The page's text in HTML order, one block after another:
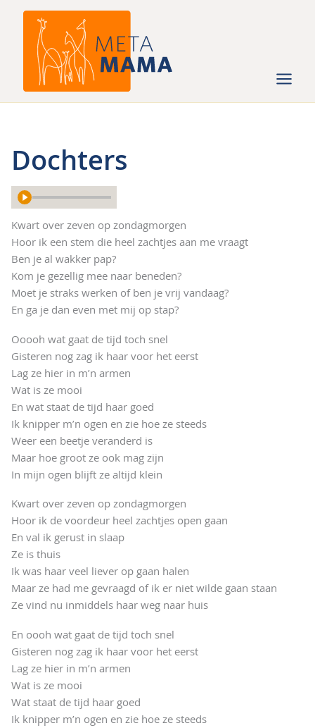
Dochters
Kwart over zeven op zondagmorgen
Hoor ik een stem die heel zachtjes aan me vraagt
Ben je al wakker pap?
Kom je gezellig mee naar beneden?
Moet je straks werken of ben je vrij vandaag?
En ga je dan even met mij op stap?
Ooooh wat gaat de tijd toch snel
Gisteren nog zag ik haar voor het eerst
Lag ze hier in m’n armen
Wat is ze mooi
En wat staat de tijd haar goed
Ik knipper m’n ogen en zie hoe ze steeds
Weer een beetje veranderd is
Maar hoe groot ze ook mag zijn
In mijn ogen blijft ze altijd klein
Kwart over zeven op zondagmorgen
Hoor ik de voordeur heel zachtjes open gaan
En val ik gerust in slaap
Ze is thuis
Ik was haar veel liever op gaan halen
Maar ze had me gevraagd of ik er niet wilde gaan staan
Ze vind nu inmiddels haar weg naar huis
En oooh wat gaat de tijd toch snel
Gisteren nog zag ik haar voor het eerst
Lag ze hier in m’n armen
Wat is ze mooi
Wat staat de tijd haar goed
Ik knipper m’n ogen en zie hoe ze steeds